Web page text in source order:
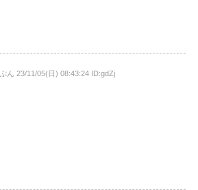
ん 23/11/05(日) 08:43:24 ID:gdZj